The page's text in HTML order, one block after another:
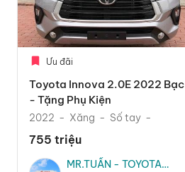
Ưu đãi
Toyota Innova 2.0E 2022 Bạc
- Tặng Phụ Kiện
2022 Xăng Số tay
755 triệu
MR.TUẤN - TOYOTA